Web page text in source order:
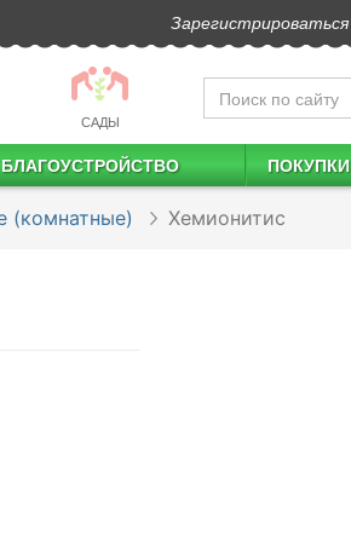
Зарегистрироваться
САДЫ
ПОКУПКИ
(комнатные) Хемионитис